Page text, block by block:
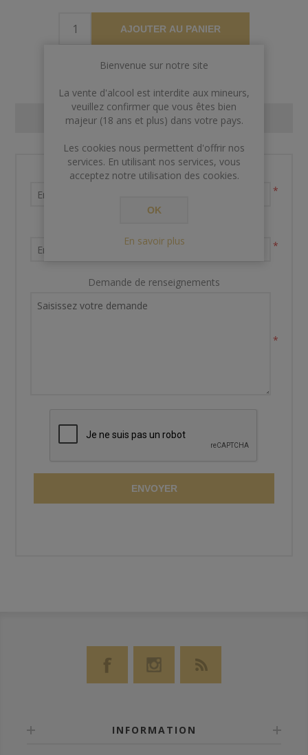
AJOUTER AU PANIER
CONTACT US
Nom et prénom
*
*
Demande de renseignements
*
ENVOYER
INFORMATION
Bienvenue sur notre site
La vente d'alcool est interdite aux mineurs,
veuillez confirmer que vous êtes bien
majeur (18 ans et plus) dans votre pays.
Les cookies nous permettent d'offrir nos
services. En utilisant nos services, vous
acceptez notre utilisation des cookies.
OK
En savoir plus